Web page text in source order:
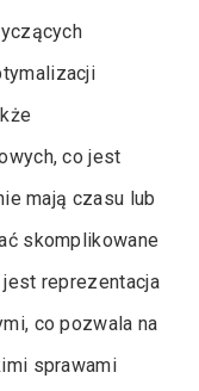
co jest
mają czasu lub
skomplikowane
reprezentacja
co pozwala na
sprawami